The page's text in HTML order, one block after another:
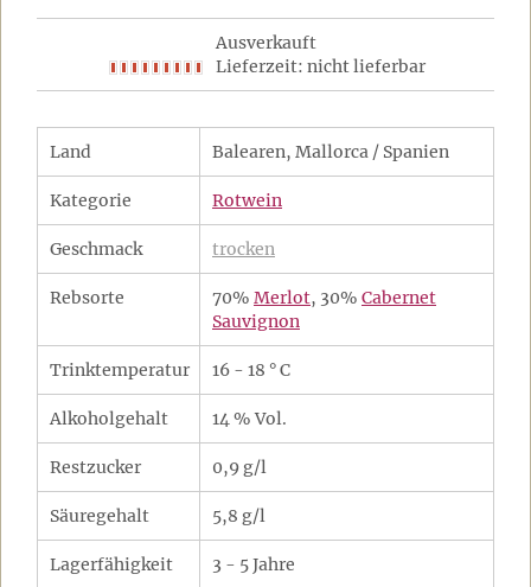
Ausverkauft
Lieferzeit: nicht lieferbar
Land Balearen, Mallorca / Spanien
Kategorie Rotwein
Geschmack trocken
Rebsorte 70% Merlot, 30% Cabernet
Sauvignon
Trinktemperatur 16 - 18 ° C
Alkoholgehalt 14 % Vol.
Restzucker 0,9 g/l
Säuregehalt 5,8 g/l
Lagerfähigkeit 3 - 5 Jahre